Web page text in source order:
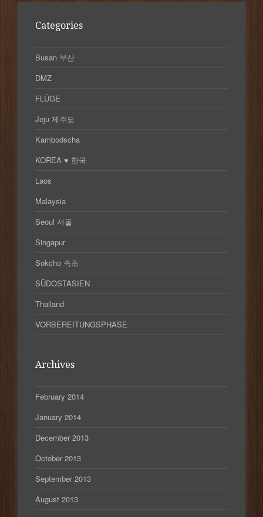
Categories
Busan 부산
DMZ
FLÜGE
Jeju 제주도
Kambodscha
KOREA ♥ 한국
Laos
Malaysia
Seoul 서울
Singapur
Sokcho 속초
SÜDOSTASIEN
Thailand
VORBEREITUNGSPHASE
Archives
February 2014
January 2014
December 2013
October 2013
September 2013
August 2013